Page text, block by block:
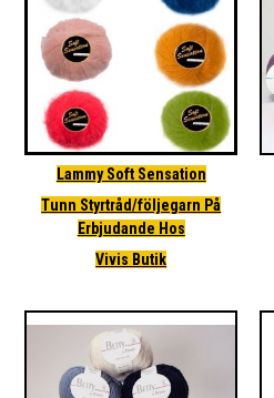
Lammy Soft Sensation
Tunn Styrtråd/följegarn På
Erbjudande Hos
Vivis Butik